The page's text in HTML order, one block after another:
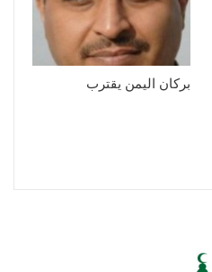
بركان اليمن يقترب